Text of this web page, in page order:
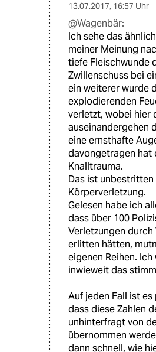
13.07.2017, 16:57 Uhr
@Wagenbär:
Ich sehe das
meiner Meinung
tiefe Fleischwunde
Zwillenschuss bei
ein weiterer wurde
explodierenden
verletzt, wobei hier
auseinandergehen
eine ernsthafte
davongetragen hat
Knalltrauma.
Das ist
Körperverletzung.
Gelesen habe ich
dass über 100
Verletzungen durch
erlitten hätten,
eigenen Reihen.
inwieweit das
Auf jeden Fall ist
dass diese Zahlen
unhinterfragt von
übernommen
dann schnell, wie